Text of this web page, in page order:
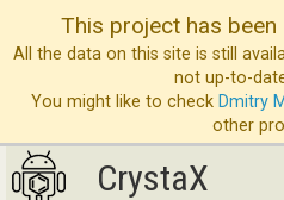
This project has
All the data on this site is still
not up-to-
You might like to check Dmitry
other
CrystaX
CrystaX